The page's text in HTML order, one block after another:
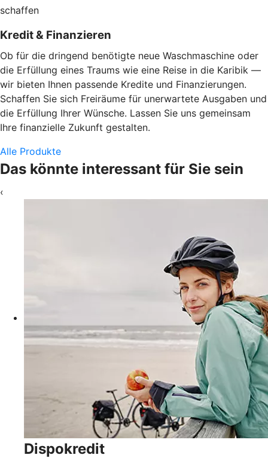
schaffen
Kredit & Finanzieren
Ob für die dringend benötigte neue Waschmaschine oder
die Erfüllung eines Traums wie eine Reise in die Karibik —
wir bieten Ihnen passende Kredite und Finanzierungen.
Schaffen Sie sich Freiräume für unerwartete Ausgaben und
die Erfüllung Ihrer Wünsche. Lassen Sie uns gemeinsam
Ihre finanzielle Zukunft gestalten.
Alle Produkte
Das könnte interessant für Sie sein
‹
Dispokredit